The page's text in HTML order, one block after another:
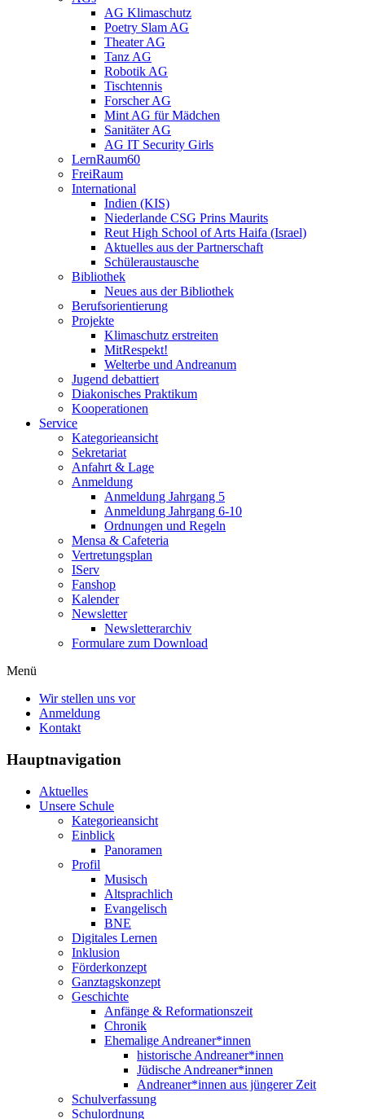
AG Klimaschutz
Poetry Slam AG
Theater AG
Tanz AG
Robotik AG
Tischtennis
Forscher AG
Mint AG für Mädchen
Sanitäter AG
AG IT Security Girls
LernRaum60
FreiRaum
International
Indien (KIS)
Niederlande CSG Prins Maurits
Reut High School of Arts Haifa (Israel)
Aktuelles aus der Partnerschaft
Schüleraustausche
Bibliothek
Neues aus der Bibliothek
Berufsorientierung
Projekte
Klimaschutz erstreiten
MitRespekt!
Welterbe und Andreanum
Jugend debattiert
Diakonisches Praktikum
Kooperationen
Service
Kategorieansicht
Sekretariat
Anfahrt & Lage
Anmeldung
Anmeldung Jahrgang 5
Anmeldung Jahrgang 6-10
Ordnungen und Regeln
Mensa & Cafeteria
Vertretungsplan
IServ
Fanshop
Kalender
Newsletter
Newsletterarchiv
Formulare zum Download
Menü
Wir stellen uns vor
Anmeldung
Kontakt
Hauptnavigation
Aktuelles
Unsere Schule
Kategorieansicht
Einblick
Panoramen
Profil
Musisch
Altsprachlich
Evangelisch
BNE
Digitales Lernen
Inklusion
Förderkonzept
Ganztagskonzept
Geschichte
Anfänge & Reformationszeit
Chronik
Ehemalige Andreaner*innen
historische Andreaner*innen
Jüdische Andreaner*innen
Andreaner*innen aus jüngerer Zeit
Schulverfassung
Schulordnung